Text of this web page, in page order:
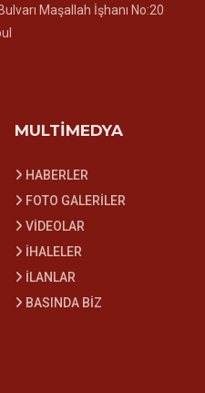
Maşallah İşhanı No:20
MULTİMEDYA
HABERLER
FOTO GALERİLER
VİDEOLAR
İHALELER
İLANLAR
BASINDA BİZ